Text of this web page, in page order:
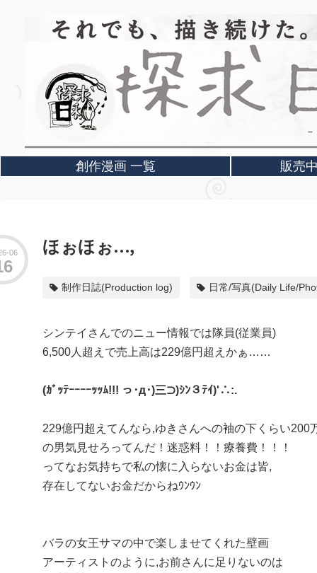
創作漫画 一覧 販売
06 ほぉほぉ…,
制作日誌(Production log) 日常/写真(Daily Life/
シンテイさんでのニュー情報では隊員(従業員)
6,500人超えで売上高は229億円超えかぁ……
(ｶﾞｯﾃｰｰｰｰｯｯﾑ!!! っ･д･)三⊃)ｼﾝ３ﾃｲ)'∴:.
229億円超えてんなら,ゆきさんへの袖の下くらい200
の男気見せろってんだ！迷惑料！！療養費！！！
ってなお気持ちで私の懐に入らないお金は皆,
存在してないお金だからねｳﾝｳﾝ
バラの女王サマの中で楽しませてくれた壁画
アーティストのように,お前さんに足りないのは